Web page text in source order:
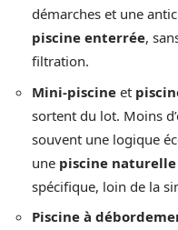
démarches et une
piscine enterrée,
filtration.
Mini-piscine et
sortent du lot. Moins
souvent une logique
une piscine naturelle
spécifique, loin de la
Piscine à